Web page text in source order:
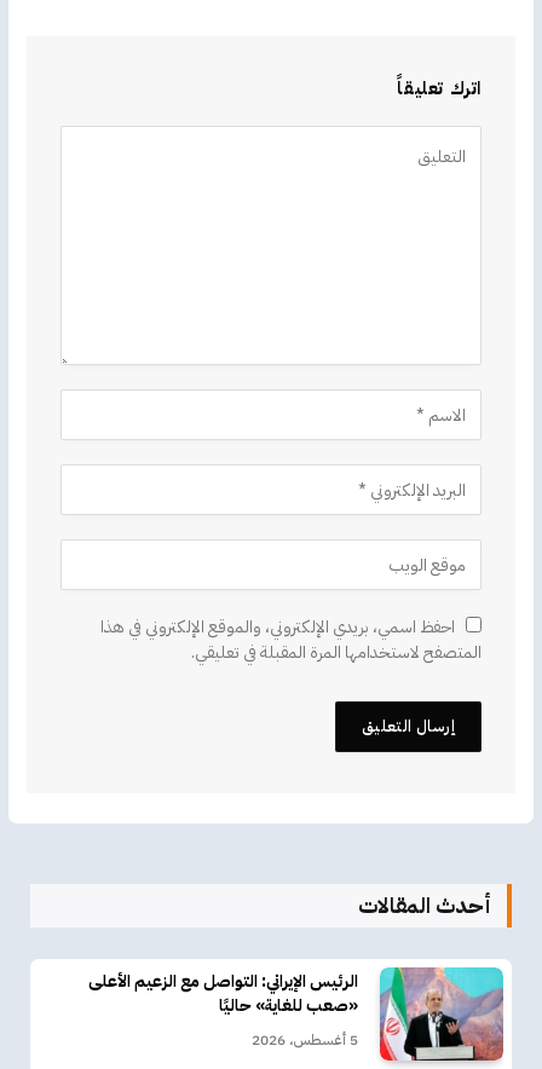
اترك تعليقاً
احفظ اسمي، بريدي الإلكتروني، والموقع الإلكتروني في هذا
المتصفح لاستخدامها المرة المقبلة في تعليقي.
أحدث المقالات
الرئيس الإيراني: التواصل مع الزعيم الأعلى
«صعب للغاية» حاليًا
5 أغسطس، 2026